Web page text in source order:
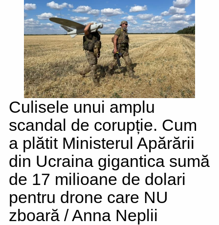
Culisele unui amplu
scandal de corupție. Cum
a plătit Ministerul Apărării
din Ucraina gigantica sumă
de 17 milioane de dolari
pentru drone care NU
zboară / Anna Neplii